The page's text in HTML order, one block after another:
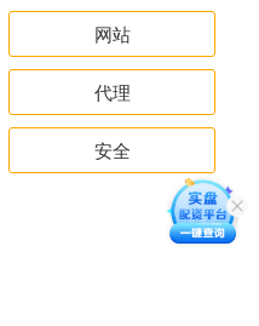
网站
代理
安全